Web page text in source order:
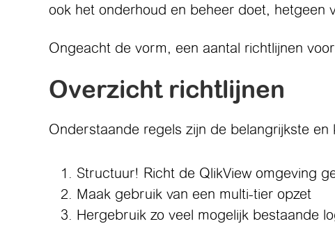
ook het onderhoud en beheer doet, hetgeen
Ongeacht de vorm, een aantal richtlijnen
Overzicht richtlijnen
Onderstaande regels zijn de belangrijkste en
Structuur! Richt de QlikView omgeving
Maak gebruik van een multi-tier opzet
Hergebruik zo veel mogelijk bestaande